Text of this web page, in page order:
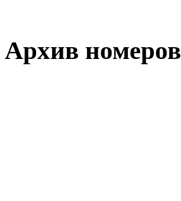
Архив номеров